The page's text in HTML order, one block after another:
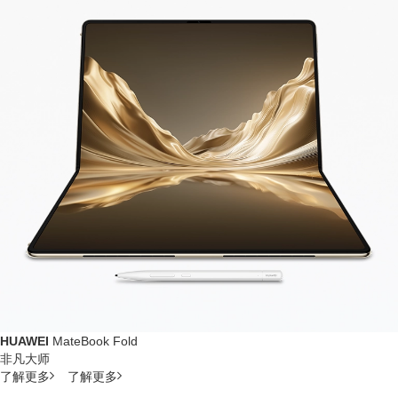
HUAWEI MateBook Fold
非凡大师
了解更多
了解更多